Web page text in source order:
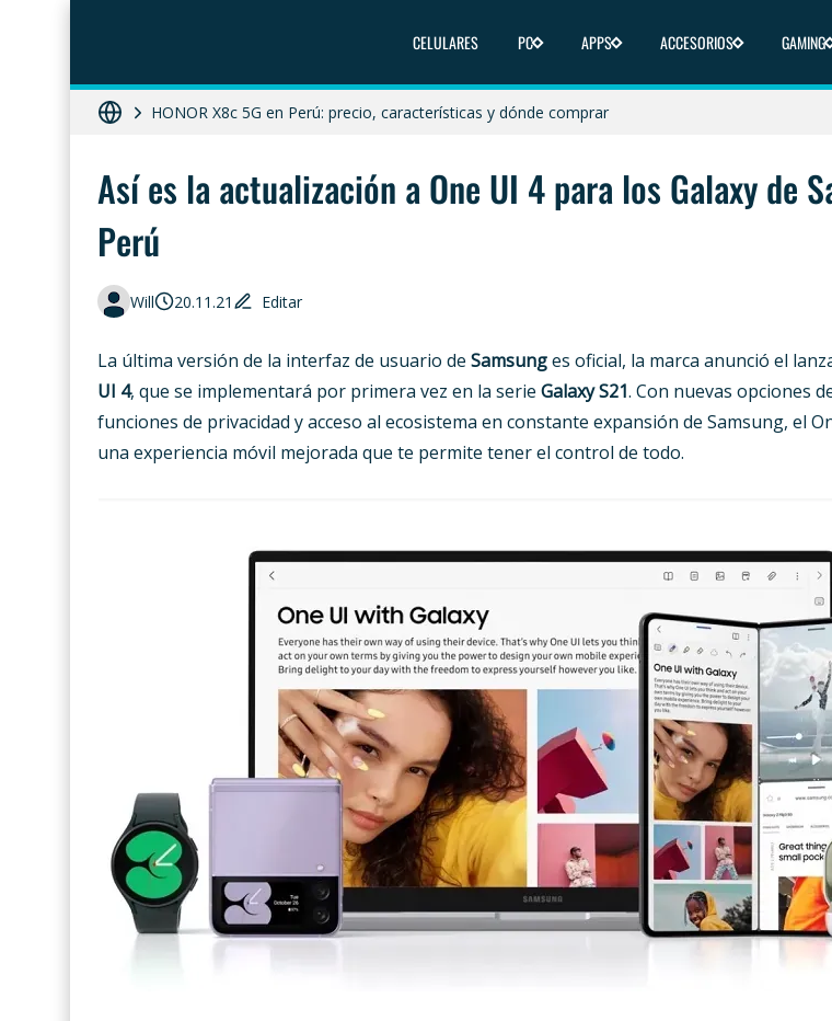
CELULARES PC APPS ACCESORIOS GAMING
HONOR X8c 5G en Perú: precio, características y dónde comprar
Moto G86 Power 5G en Perú: precio, ficha técnica y dónde comprar
Así es la actualización a One UI 4 para los Galaxy de
Perú
Will 20.11.21 Editar
La última versión de la interfaz de usuario de Samsunges oficial, la marca anunció el
UI 4, que se implementará por primera vez en la serie Galaxy S21. Con nuevas opciones
funciones de privacidad y acceso al ecosistema en constante expansión de Samsung, el
una experiencia móvil mejorada que te permite tener el control de todo.